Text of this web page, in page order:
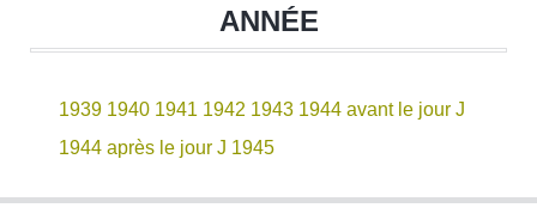
ANNÉE
1939 1940 1941 1942 1943 1944 avant le jour J
1944 après le jour J 1945